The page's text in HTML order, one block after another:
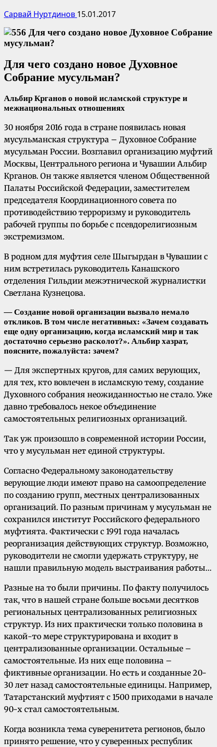
Сарвай Нуртдинов 15.01.2017
Для чего создано новое Духовное
Собрание мусульман?
Альбир Крганов о новой исламской структуре и
межнациональных отношениях
30 ноября 2016 года в стране появилась новая
мусульманская структура – Духовное Собрание
мусульман России. Возглавил организацию муфтий
Москвы, Центрального региона и Чувашии Альбир
Крганов. Он также является членом Общественной
Палаты Российской Федерации, заместителем
председателя Координационного совета по
противодействию терроризму и руководитель
рабочей группы по борьбе с псевдорелигиозным
экстремизмом.
В родном для муфтия селе Шыгырдан в Чувашии с
ним встретилась руководитель Канашского
отделения Гильдии межэтнической журналистки
Светлана Кузнецова.
— Создание новой организации вызвало немало
откликов. В том числе негативных: «Зачем создавать
еще одну организацию, когда исламский мир и так
достаточно серьезно расколот?». Альбир хазрат,
поясните, пожалуйста: зачем?
— Для экспертных кругов, для самих верующих,
для тех, кто вовлечен в исламскую тему, создание
Духовного собрания неожиданностью не стало. Уже
давно требовалось некое объединение
самостоятельных религиозных организаций.
Так уж произошло в современной истории России,
что у мусульман нет единой структуры.
Согласно Федеральному законодательству
верующие люди имеют право на самоопределение
по созданию групп, местных централизованных
организаций. По разным причинам у мусульман не
сохранился институт Российского федерального
муфтията. Фактически с 1991 года началась
реорганизация действующих структур. Возможно,
руководители не смогли удержать структуру, не
нашли правильную модель выстраивания работы…
Разные на то были причины. По факту получилось
так, что в нашей стране больше восьми десятков
региональных централизованных религиозных
структур. Из них практически только половина в
какой-то мере структурирована и входит в
централизованные организации. Остальные –
самостоятельные. Из них еще половина –
фиктивные организации. Но есть и созданные 20-
30 лет назад самостоятельные единицы. Например,
Татарстанский муфтият с 1500 приходами в начале
90-х стал самостоятельным.
Когда возникла тема суверенитета регионов, было
принято решение, что у суверенных республик